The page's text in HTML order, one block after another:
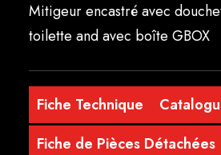
Mitigeur encastré avec
toilette and avec boîte GBOX
Fiche Technique
Fiche de Pièces Détachées